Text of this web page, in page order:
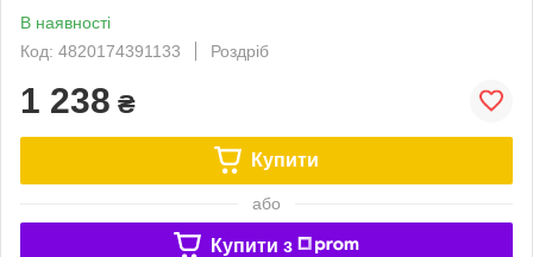
В наявності
Код: 4820174391133
Роздріб
1 238 ₴
Купити
або
Купити з